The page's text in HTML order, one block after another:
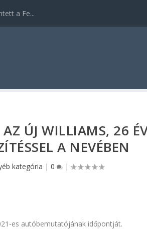
a Fe...
AZ ÚJ WILLIAMS, 26
A NEVÉBEN
kategória |0 |
es autóbemutatójának időpontját.